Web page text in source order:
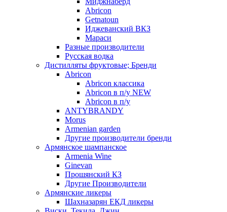
Abricon
Getnatoun
Иджеванский ВКЗ
Мараси
Разные производители
Русская водка
Дистилляты фруктовые; Бренди
Abricon
Abricon классика
Abricon в п/у NEW
Abricon в п/у
ANTYBRANDY
Morus
Armenian garden
Другие производители бренди
Армянское шампанское
Armenia Wine
Ginevan
Прошянский КЗ
Другие Производители
Армянские ликеры
Шахназарян ЕКД ликеры